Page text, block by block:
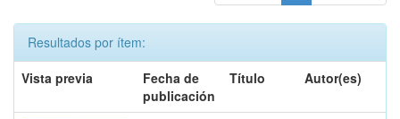
Resultados por ítem:
Vista previa
Fecha de
publicación
Título Autor(es)